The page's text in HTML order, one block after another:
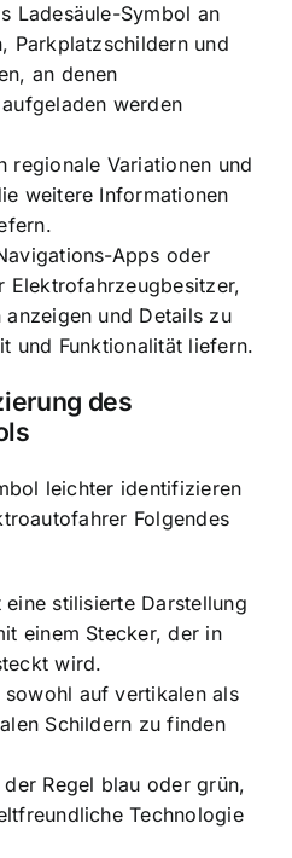
Ladesäule-Symbol an
Parkplatzschildern und
an denen
werden
regionale Variationen und
weitere Informationen
Apps oder
Elektrofahrzeugbesitzer,
und Details zu
und Funktionalität liefern.
des
leichter identifizieren
Folgendes
stilisierte Darstellung
einem Stecker, der in
wird.
sowohl auf vertikalen als
Schildern zu finden
Regel blau oder grün,
Technologie